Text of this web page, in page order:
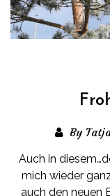
By
Auch in
mich wieder
auch den neuen